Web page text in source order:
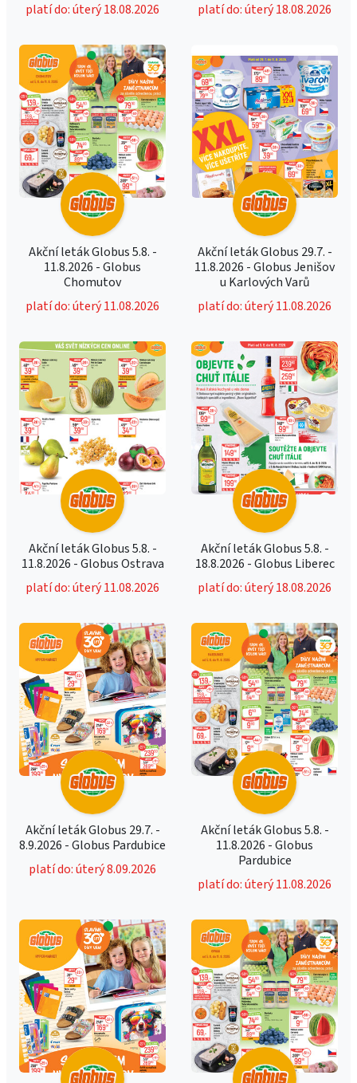
platí do: úterý 18.08.2026
platí do: úterý 18.08.2026
Akční leták Globus 5.8. -
11.8.2026 - Globus
Chomutov
platí do: úterý 11.08.2026
Akční leták Globus 29.7. -
11.8.2026 - Globus Jenišov
u Karlových Varů
platí do: úterý 11.08.2026
Akční leták Globus 5.8. -
11.8.2026 - Globus Ostrava
platí do: úterý 11.08.2026
Akční leták Globus 5.8. -
18.8.2026 - Globus Liberec
platí do: úterý 18.08.2026
Akční leták Globus 29.7. -
8.9.2026 - Globus Pardubice
platí do: úterý 8.09.2026
Akční leták Globus 5.8. -
11.8.2026 - Globus
Pardubice
platí do: úterý 11.08.2026